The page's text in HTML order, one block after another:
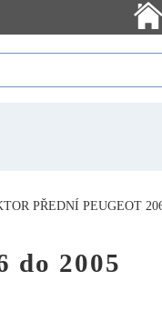
PŘEDNÍ PEUGEOT
do 2005